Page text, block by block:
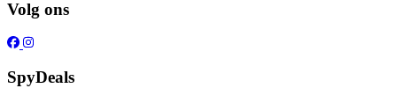
Volg ons
SpyDeals